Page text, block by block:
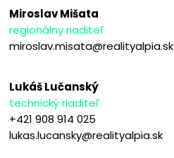
Miroslav Mišata
regionálny riaditeľ
miroslav.misata@realityalpia.sk
Lukáš Lučanský
technický riaditeľ
+421 908 914 025
lukas.lucansky@realityalpia.sk